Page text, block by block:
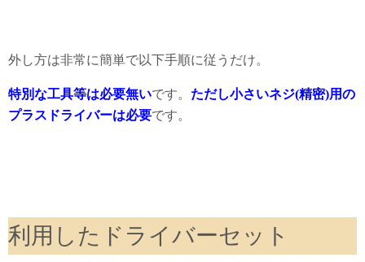
外し方は非常に簡単で以下手順に従うだけ。
特別な工具等は必要無いです。 ただし小さいネジ(精密)用の
プラスドライバーは必要です。
利用したドライバーセット